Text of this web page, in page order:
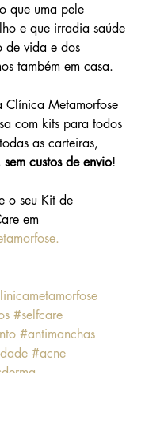
que uma pele
e que irradia saúde
de vida e dos
também em casa.
Metamorfose
com kits para todos
as carteiras,
custos de envio!
o seu Kit de
em
.
#selfcare
#antimanchas
#acne